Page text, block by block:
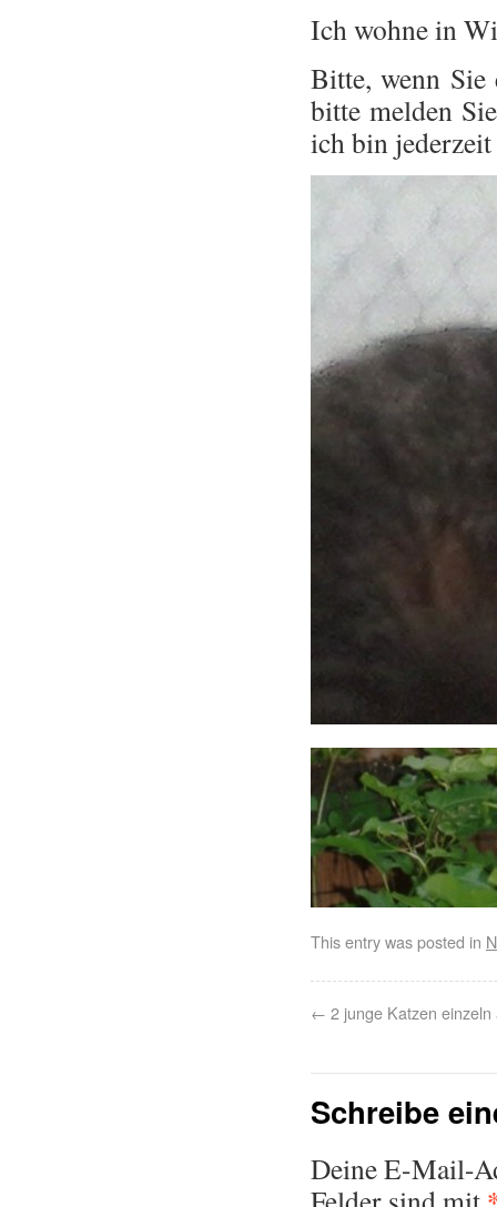
Ich wohne in
Bitte, wenn Sie
bitte melden
ich bin
This entry was posted in
← 2 junge Katzen
Schreibe
Deine E-Mail-